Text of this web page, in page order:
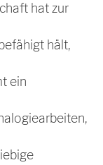
hat zur
hält,
ein